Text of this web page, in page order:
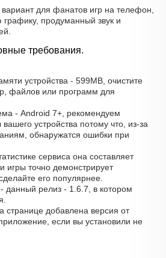
для фанатов игр на телефон,
продуманный звук и
требования.
устройства - 599MB, очистите
файлов или программ для
- Android 7+, рекомендуем
устройства потому что, из-за
обнаружатся ошибки при
сервиса она составляет
игры точно демонстрирует
его популярнее.
данный релиз - 1.6.7, в котором
странице добавлена версия от
если вы установили не